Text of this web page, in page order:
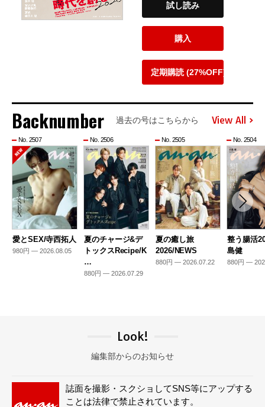
試し読み
購入
定期購読 (27%OFF)
Backnumber 過去の号はこちらから View All
No. 2507
愛とSEX/寺西拓人
980円 — 2026.08.05
No. 2506
夏のチャージ&デ
トックスRecipe/K
…
880円 — 2026.07.29
No. 2505
夏の癒し旅
2026/NEWS
880円 — 2026.07.22
No. 2504
整う腸活
島健
880円 —
Look!
編集部からのお知らせ
誌面を撮影・スクショしてSNS等にアップする
ことは法律で禁止されています。